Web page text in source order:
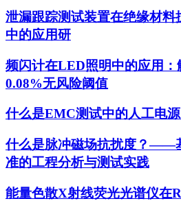
泄漏跟踪测试装置在绝缘材料
中的应用研
频闪计在LED照明中的应用：
0.08%无风险阈值
什么是EMC测试中的人工电源
什么是脉冲磁场抗扰度？——
准的工程分析与测试实践
能量色散X射线荧光光谱仪在